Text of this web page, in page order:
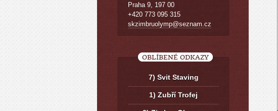
Praha 9, 197 00
+420 773 095 315
skzimbruolymp@seznam.cz
OBLÍBENÉ ODKAZY
7) Svit Staving
1) Zubří Trofej